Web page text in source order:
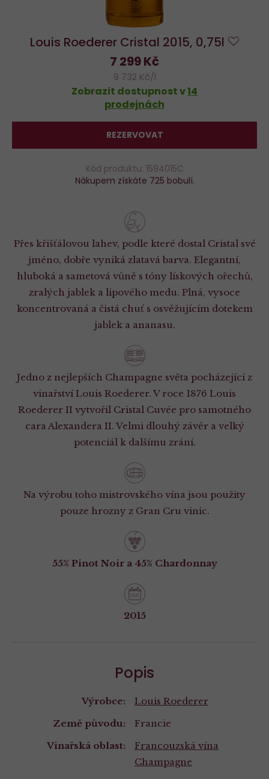
Louis Roederer Cristal 2015, 0,75l
Přes křišťálovou lahev, podle které dostal Cristal své
jméno, dobře vyniká zlatavá barva. Elegantní,
hluboká a sametová vůně s tóny lískových ořechů,
zralých jablek a lipového medu. Plná, vysoce
koncentrovaná a čistá chuť s osvěžujícím dotekem
jablek a ananasu.
Jedno z nejlepších Champagne světa pocházející z
vinařství Louis Roederer. V roce 1876 Louis
Roederer II vytvořil Cristal Cuvée pro samotného
cara Alexandera II. Velmi dlouhý závěr a velký
potenciál k dalšímu zrání.
Na výrobu toho mistrovského vína jsou použity
pouze hrozny z Gran Cru vinic.
55% Pinot Noir a 45% Chardonnay
2015
7 299 Kč
9 732 Kč/l
Zobrazit dostupnost v14
prodejnách
REZERVOVAT
Kód produktu: 1594015C
Nákupem získáte 725 bobulí.
Popis
Výrobce:
Louis Roederer
Země původu:
Francie
Vinařská oblast:
Francouzská vína
Champagne